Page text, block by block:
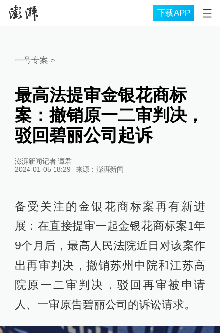
下载APP
一号专案 >
最高法提审金银花商标
案：撤销原一二审判决，
驳回碧丽公司起诉
澎湃新闻记者 谭君
2024-01-05 18:29
来源： 澎湃新闻
备受关注的金银花商标案再有新进
展：在直接提审一起金银花商标案1年
9个月后，最高人民法院近日对该案作
出再审判决，撤销苏州中院和江苏高
院原一二审判决，驳回再审被申请
人、一审原告碧丽公司的诉讼请求。